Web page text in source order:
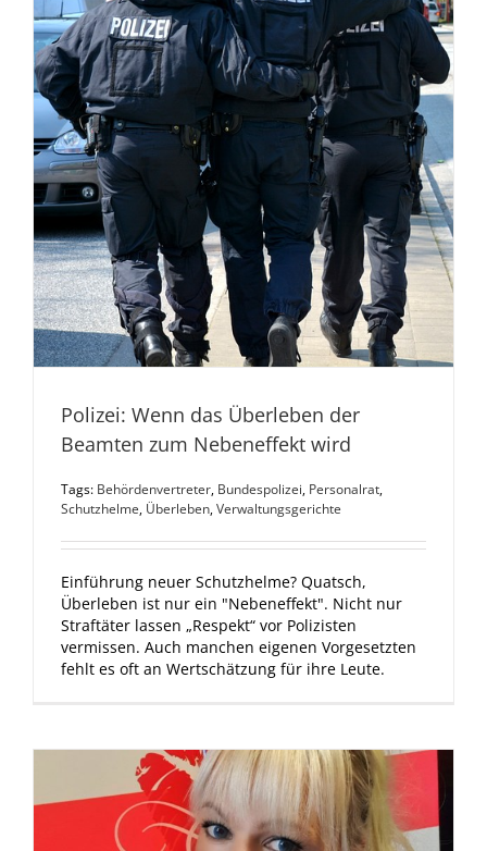
Polizei: Wenn das Überleben der
Beamten zum Nebeneffekt wird
Tags: Behördenvertreter, Bundespolizei, Personalrat,
Schutzhelme, Überleben,Verwaltungsgerichte
Einführung neuer Schutzhelme? Quatsch,
Überleben ist nur ein "Nebeneffekt". Nicht nur
Straftäter lassen „Respekt“ vor Polizisten
vermissen. Auch manchen eigenen Vorgesetzten
fehlt es oft an Wertschätzung für ihre Leute.